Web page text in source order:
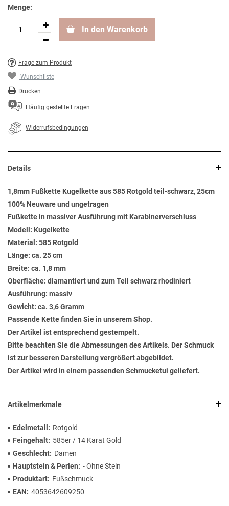
Menge:
In den Warenkorb
Frage zum Produkt
Wunschliste
Drucken
Häufig gestellte Fragen
Widerrufsbedingungen
Details
1,8mm Fußkette Kugelkette aus 585 Rotgold teil-schwarz, 25cm
100% Neuware und ungetragen
Fußkette in massiver Ausführung mit Karabinerverschluss
Modell: Kugelkette
Material: 585 Rotgold
Länge: ca. 25 cm
Breite: ca. 1,8 mm
Oberfläche: diamantiert und zum Teil schwarz rhodiniert
Ausführung: massiv
Gewicht: ca. 3,6 Gramm
Passende Kette finden Sie in unserem Shop.
Der Artikel ist entsprechend gestempelt.
Bitte beachten Sie die Abmessungen des Artikels. Der Schmuck
ist zur besseren Darstellung vergrößert abgebildet.
Der Artikel wird in einem passenden Schmucketui geliefert.
Artikelmerkmale
Edelmetall
Rotgold
Feingehalt
585er / 14 Karat Gold
Geschlecht
Damen
Hauptstein & Perlen
- Ohne Stein
Produktart
Fußschmuck
EAN
4053642609250